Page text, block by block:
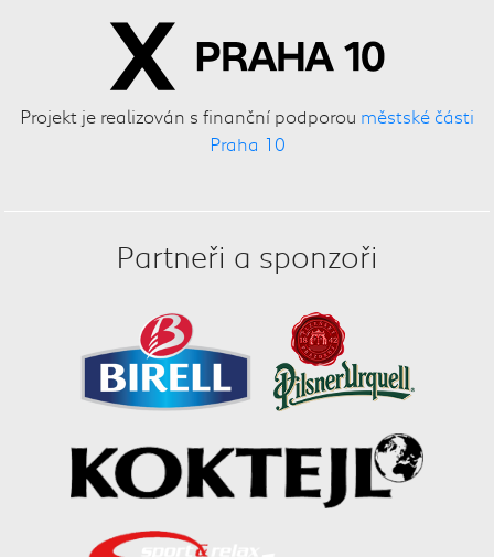
Projekt je realizován s finanční podporou městské části
Praha 10
Partneři a sponzoři